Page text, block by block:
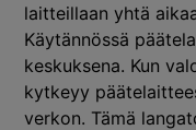
laitteillaan yhtä
Käytännössä
keskuksena. Kun
kytkeyy
verkon. Tämä